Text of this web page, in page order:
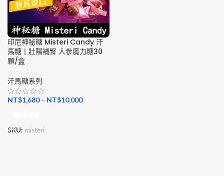
印尼神秘糖 Misteri Candy 汗
馬糖丨壯陽補腎 人參魔力糖30
顆/盒
汗馬糖系列
NT$1,680– NT$10,000
SKU: misteri